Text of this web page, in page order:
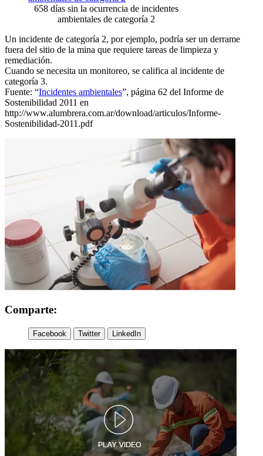
658 días sin la ocurrencia de incidentes
ambientales de categoría 2
Un incidente de categoría 2, por ejemplo, podría ser un derrame
fuera del sitio de la mina que requiere tareas de limpieza y
remediación.
Cuando se necesita un monitoreo, se califica al incidente de
categoría 3.
Fuente: “Incidentes ambientales”, página 62 del Informe de
Sostenibilidad 2011 en
http://www.alumbrera.com.ar/download/articulos/Informe-
Sostenibilidad-2011.pdf
Comparte:
Facebook Twitter LinkedIn